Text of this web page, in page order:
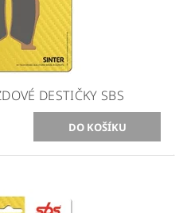
DESTIČKY SBS